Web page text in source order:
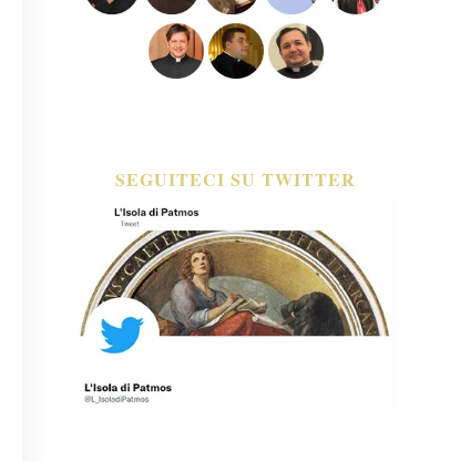
SEGUITECI SU TWITTER